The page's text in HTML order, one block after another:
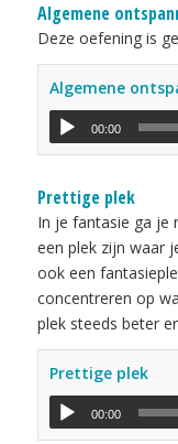
Algemene
Deze oefening is
Algemene
00:00
Prettige plek
In je fantasie ga je
een plek zijn waar
ook een
concentreren op
plek steeds beter
Prettige plek
00:00